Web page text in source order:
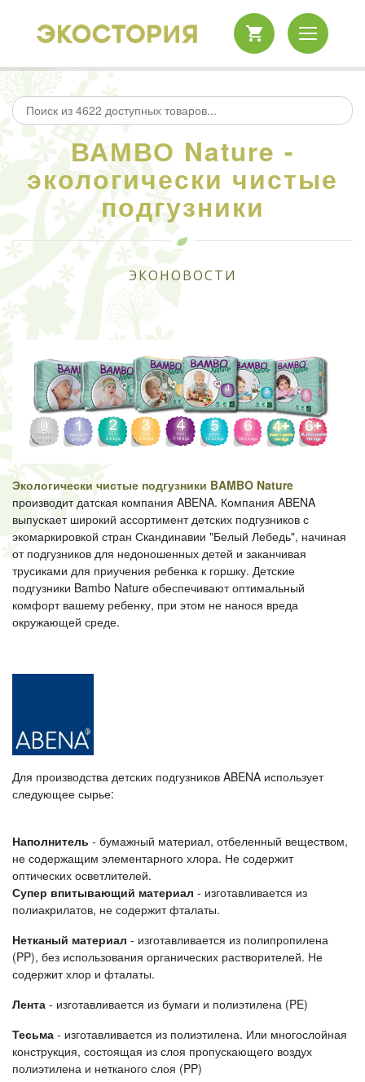
ВАМВО Nature -
экологически чистые
подгузники
ЭКОНОВОСТИ
Экологически чистые подгузники BAMBO Nature
производит датская компания ABENA. Компания ABENA
выпускает широкий ассортимент детских подгузников с
экомаркировкой стран Скандинавии "Белый Лебедь", начиная
от подгузников для недоношенных детей и заканчивая
трусиками для приучения ребенка к горшку. Детские
подгузники Bambo Nature обеспечивают оптимальный
комфорт вашему ребенку, при этом не нанося вреда
окружающей среде.
Для производства детских подгузников ABENA использует
следующее сырье:
Наполнитель - бумажный материал, отбеленный веществом,
не содержащим элементарного хлора. Не содержит
оптических осветлителей.
Супер впитывающий материал - изготавливается из
полиакрилатов, не содержит фталаты.
Нетканый материал - изготавливается из полипропилена
(PP), без использования органических растворителей. Не
содержит хлор и фталаты.
Лента - изготавливается из бумаги и полиэтилена (PE)
Тесьма - изготавливается из полиэтилена. Или многослойная
конструкция, состоящая из слоя пропускающего воздух
полиэтилена и нетканого слоя (PP)